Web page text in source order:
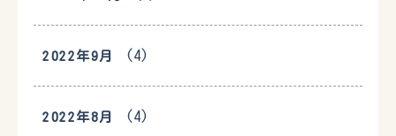
2022年9月 (4)
2022年8月 (4)